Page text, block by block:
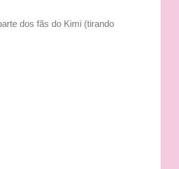
dos fãs do Kimi (tirando